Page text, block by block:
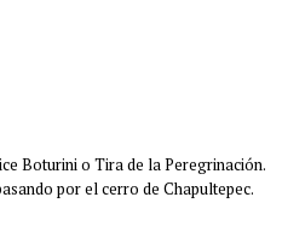
Boturini o Tira de la Peregrinación.
por el cerro de Chapultepec.